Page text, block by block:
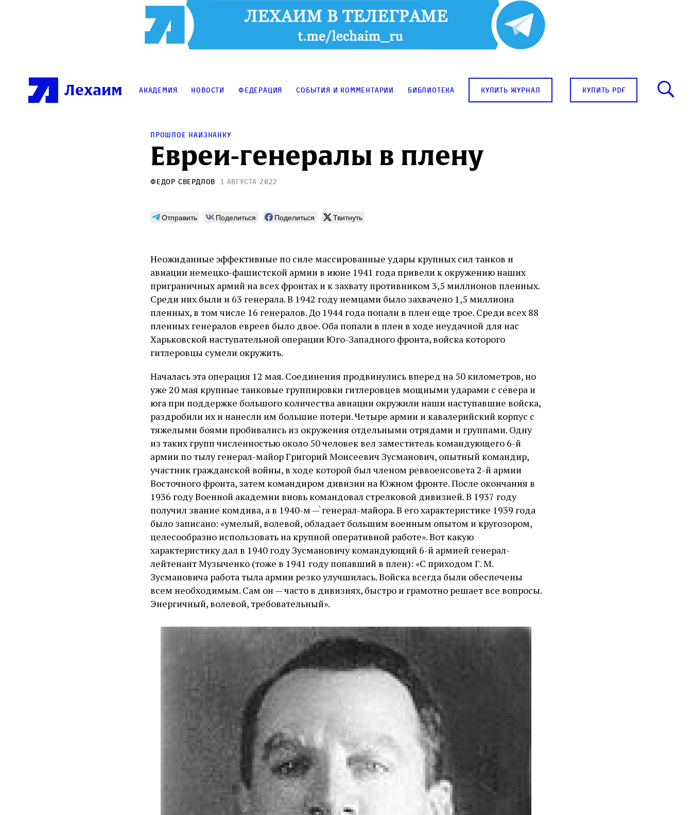
Лехаим Академия Новости Федерация События и комментарии Библиотека купить журнал купить pdf
Прошлое наизнанку
Евреи-генералы в плену
Федор Свердлов 1 августа 2022
Отправить Поделиться Поделиться Твитнуть
Неожиданные эффективные по силе массированные удары крупных сил танков и
авиации немецко-фашистской армии в июне 1941 года привели к окружению наших
приграничных армий на всех фронтах и к захвату противником 3,5 миллионов пленных.
Среди них были и 63 генерала. В 1942 году немцами было захвачено 1,5 миллиона
пленных, в том числе 16 генералов. До 1944 года попали в плен еще трое. Среди всех 88
пленных генералов евреев было двое. Оба попали в плен в ходе неудачной для нас
Харьковской наступательной операции Юго-Западного фронта, войска которого
гитлеровцы сумели окружить.
Началась эта операция 12 мая. Соединения продвинулись вперед на 50 километров, но
уже 20 мая крупные танковые группировки гитлеровцев мощными ударами с севера и
юга при поддержке большого количества авиации окружили наши наступавшие войска,
раздробили их и нанесли им большие потери. Четыре армии и кавалерийский корпус с
тяжелыми боями пробивались из окружения отдельными отрядами и группами. Одну
из таких групп численностью около 50 человек вел заместитель командующего 6-й
армии по тылу генерал-майор Григорий Моисеевич Зусманович, опытный командир,
участник гражданской войны, в ходе которой был членом реввоенсовета 2-й армии
Восточного фронта, затем командиром дивизии на Южном фронте. После окончания в
1936 году Военной академии вновь командовал стрелковой дивизией. В 1937 году
получил звание комдива, а в 1940-м —֫ генерал-майора. В его характеристике 1939 года
было записано: «умелый, волевой, обладает большим военным опытом и кругозором,
целесообразно использовать на крупной оперативной работе». Вот какую
характеристику дал в 1940 году Зусмановичу командующий 6-й армией генерал-
лейтенант Музыченко (тоже в 1941 году попавший в плен): «С приходом Г. М.
Зусмановича работа тыла армии резко улучшилась. Войска всегда были обеспечены
всем необходимым. Сам он — часто в дивизиях, быстро и грамотно решает все вопросы.
Энергичный, волевой, требовательный».